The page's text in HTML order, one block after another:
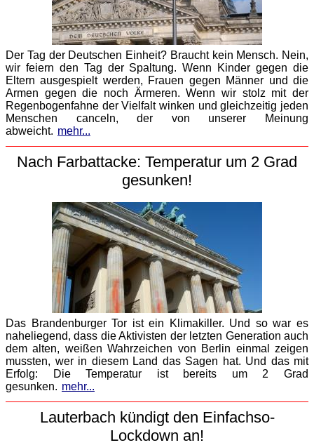
Der Tag der Deutschen Einheit? Braucht kein Mensch. Nein,
wir feiern den Tag der Spaltung. Wenn Kinder gegen die
Eltern ausgespielt werden, Frauen gegen Männer und die
Armen gegen die noch Ärmeren. Wenn wir stolz mit der
Regenbogenfahne der Vielfalt winken und gleichzeitig jeden
Menschen canceln, der von unserer Meinung
abweicht. mehr...
Nach Farbattacke: Temperatur um 2 Grad
gesunken!
Das Brandenburger Tor ist ein Klimakiller. Und so war es
naheliegend, dass die Aktivisten der letzten Generation auch
dem alten, weißen Wahrzeichen von Berlin einmal zeigen
mussten, wer in diesem Land das Sagen hat. Und das mit
Erfolg: Die Temperatur ist bereits um 2 Grad
gesunken. mehr...
Lauterbach kündigt den Einfachso-
Lockdown an!